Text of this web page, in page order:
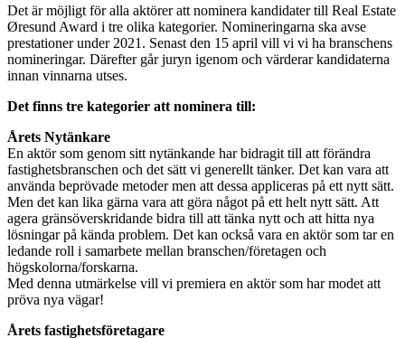
Det är möjligt för alla aktörer att nominera kandidater till Real Estate
Øresund Award i tre olika kategorier. Nomineringarna ska avse
prestationer under 2021. Senast den 15 april vill vi vi ha branschens
nomineringar. Därefter går juryn igenom och värderar kandidaterna
innan vinnarna utses.
Det finns tre kategorier att nominera till:
Årets Nytänkare
En aktör som genom sitt nytänkande har bidragit till att förändra
fastighetsbranschen och det sätt vi generellt tänker. Det kan vara att
använda beprövade metoder men att dessa appliceras på ett nytt sätt.
Men det kan lika gärna vara att göra något på ett helt nytt sätt. Att
agera gränsöverskridande bidra till att tänka nytt och att hitta nya
lösningar på kända problem. Det kan också vara en aktör som tar en
ledande roll i samarbete mellan branschen/företagen och
högskolorna/forskarna.
Med denna utmärkelse vill vi premiera en aktör som har modet att
pröva nya vägar!
Årets fastighetsföretagare